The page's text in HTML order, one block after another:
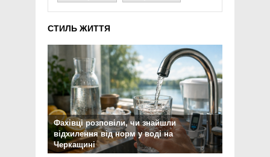
СТИЛЬ ЖИТТЯ
Фахівці розповіли, чи знайшли
відхилення від норм у воді на
Черкащині